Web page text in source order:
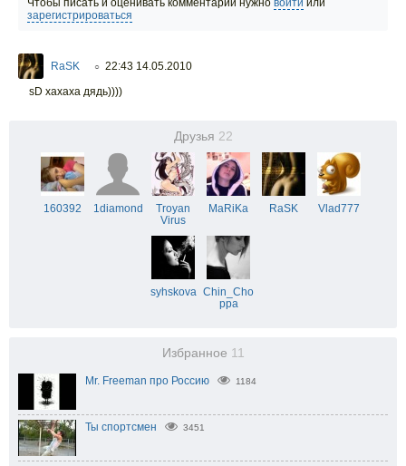
Чтобы писать и оценивать комментарии нужно войти или
зарегистрироваться
RaSK ○ 22:43 14.05.2010
sD хахаха дядь))))
Друзья 22
160392 1diamond
Troyan
Virus
MaRiKa RaSK Vlad777
syhskova Chin_Cho
ppa
Избранное 11
Mr. Freeman про Россию 1184
Ты спортсмен 3451